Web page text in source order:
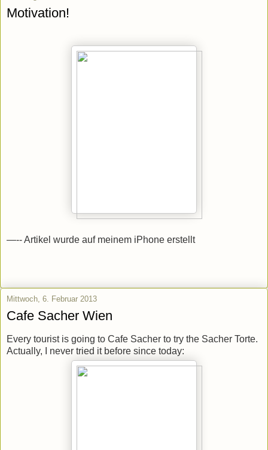
Motivation!
—-- Artikel wurde auf meinem iPhone erstellt
Mittwoch, 6. Februar 2013
Cafe Sacher Wien
Every tourist is going to Cafe Sacher to try the Sacher Torte.
Actually, I never tried it before since today: